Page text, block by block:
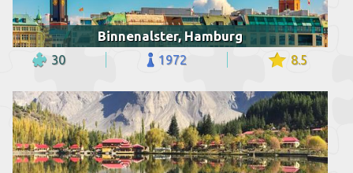
Binnenalster, Hamburg
30 1972 8.5